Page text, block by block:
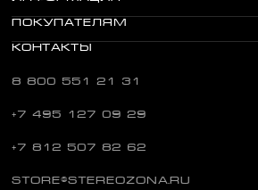
ПОКУПАТЕЛЯМ
КОНТАКТЫ
8 800 551 21 31
+7 495 127 09 29
+7 812 507 82 62
STORE@STEREOZONA.RU